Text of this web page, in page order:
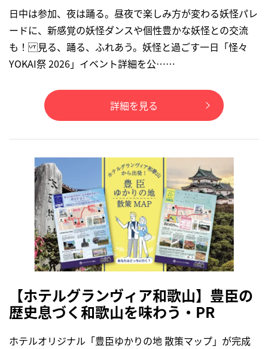
日中は参加、夜は踊る。昼夜で楽しみ方が変わる妖怪パレ
ードに、新感覚の妖怪ダンスや個性豊かな妖怪との交流
も！ 見る、踊る、ふれあう。妖怪と過ごす一日「怪々
YOKAI祭 2026」イベント詳細を公……
詳細を見る
【ホテルグランヴィア和歌山】豊臣の
歴史息づく和歌山を味わう・PR
ホテルオリジナル「豊臣ゆかりの地 散策マップ」が完成